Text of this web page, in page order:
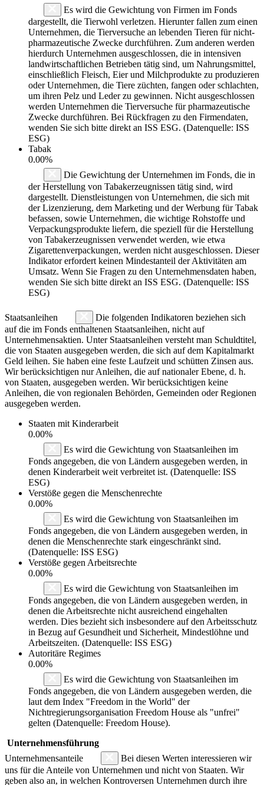
Es wird die Gewichtung von Firmen im Fonds
dargestellt, die Tierwohl verletzen. Hierunter fallen zum einen
Unternehmen, die Tierversuche an lebenden Tieren für nicht-
pharmazeutische Zwecke durchführen. Zum anderen werden
hierdurch Unternehmen ausgeschlossen, die in intensiven
landwirtschaftlichen Betrieben tätig sind, um Nahrungsmittel,
einschließlich Fleisch, Eier und Milchprodukte zu produzieren
oder Unternehmen, die Tiere züchten, fangen oder schlachten,
um ihren Pelz und Leder zu gewinnen. Nicht ausgeschlossen
werden Unternehmen die Tierversuche für pharmazeutische
Zwecke durchführen. Bei Rückfragen zu den Firmendaten,
wenden Sie sich bitte direkt an ISS ESG. (Datenquelle: ISS
ESG)
Tabak
0.00%
Die Gewichtung der Unternehmen im Fonds, die in
der Herstellung von Tabakerzeugnissen tätig sind, wird
dargestellt. Dienstleistungen von Unternehmen, die sich mit
der Lizenzierung, dem Marketing und der Werbung für Tabak
befassen, sowie Unternehmen, die wichtige Rohstoffe und
Verpackungsprodukte liefern, die speziell für die Herstellung
von Tabakerzeugnissen verwendet werden, wie etwa
Zigarettenverpackungen, werden nicht ausgeschlossen. Dieser
Indikator erfordert keinen Mindestanteil der Aktivitäten am
Umsatz. Wenn Sie Fragen zu den Unternehmensdaten haben,
wenden Sie sich bitte direkt an ISS ESG. (Datenquelle: ISS
ESG)
Staatsanleihen
Die folgenden Indikatoren beziehen sich
auf die im Fonds enthaltenen Staatsanleihen, nicht auf
Unternehmensaktien. Unter Staatsanleihen versteht man Schuldtitel,
die von Staaten ausgegeben werden, die sich auf dem Kapitalmarkt
Geld leihen. Sie haben eine feste Laufzeit und schütten Zinsen aus.
Wir berücksichtigen nur Anleihen, die auf nationaler Ebene, d. h.
von Staaten, ausgegeben werden. Wir berücksichtigen keine
Anleihen, die von regionalen Behörden, Gemeinden oder Regionen
ausgegeben werden.
Staaten mit Kinderarbeit
0.00%
Es wird die Gewichtung von Staatsanleihen im
Fonds angegeben, die von Ländern ausgegeben werden, in
denen Kinderarbeit weit verbreitet ist. (Datenquelle: ISS
ESG)
Verstöße gegen die Menschenrechte
0.00%
Es wird die Gewichtung von Staatsanleihen im
Fonds angegeben, die von Ländern ausgegeben werden, in
denen die Menschenrechte stark eingeschränkt sind.
(Datenquelle: ISS ESG)
Verstöße gegen Arbeitsrechte
0.00%
Es wird die Gewichtung von Staatsanleihen im
Fonds angegeben, die von Ländern ausgegeben werden, in
denen die Arbeitsrechte nicht ausreichend eingehalten
werden. Dies bezieht sich insbesondere auf den Arbeitsschutz
in Bezug auf Gesundheit und Sicherheit, Mindestlöhne und
Arbeitszeiten. (Datenquelle: ISS ESG)
Autoritäre Regimes
0.00%
Es wird die Gewichtung von Staatsanleihen im
Fonds angegeben, die von Ländern ausgegeben werden, die
laut dem Index "Freedom in the World" der
Nichtregierungsorganisation Freedom House als "unfrei"
gelten (Datenquelle: Freedom House).
Unternehmensführung
Unternehmensanteile
Bei diesen Werten interessieren wir
uns für die Anteile von Unternehmen und nicht von Staaten. Wir
geben also an, in welchen Kontroversen Unternehmen durch ihre